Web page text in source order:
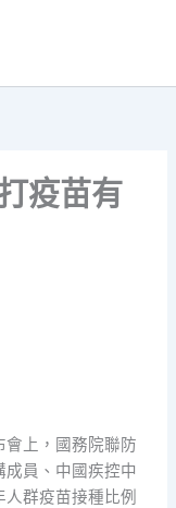
疫苗有
上，國務院聯防
員、中國疾控中
群疫苗接種比例